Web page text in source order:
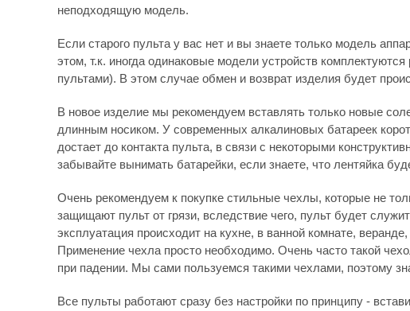
неподходящую модель.
Если старого пульта у вас нет и вы знаете только модель
этом, т.к. иногда одинаковые модели устройств
пультами). В этом случае обмен и возврат изделия будет
В новое изделие мы рекомендуем вставлять только новые
длинным носиком. У современных алкалиновых батареек
достает до контакта пульта, в связи с некоторыми
забывайте вынимать батарейки, если знаете, что лентяйка
Очень рекомендуем к покупке стильные чехлы, которые не
защищают пульт от грязи, вследствие чего, пульт будет
эксплуатация происходит на кухне, в ванной комнате,
Применение чехла просто необходимо. Очень часто такой
при падении. Мы сами пользуемся такими чехлами, поэтому
Все пульты работают сразу без настройки по принципу -